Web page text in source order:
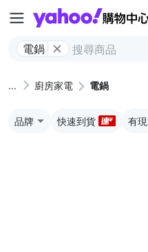
電鍋
廚房家電 電鍋
品牌 快速到貨 有